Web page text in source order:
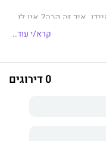
איך זה קרה? אין לו
איידן — בינה
ג'ן, כעס כלפי בן זוגה
את השיער, או
את עצמו בכמה עותקים
להיות מאושרת.
קרא/י עוד..
0 דירוגים